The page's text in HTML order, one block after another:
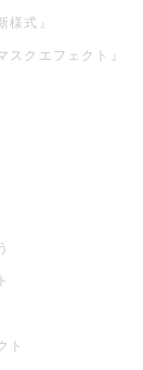
様式』
スクエフェクト』
ト